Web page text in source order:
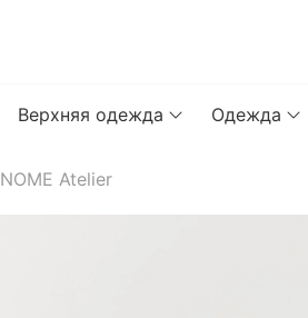
Верхняя одежда Одежда
NOME Atelier